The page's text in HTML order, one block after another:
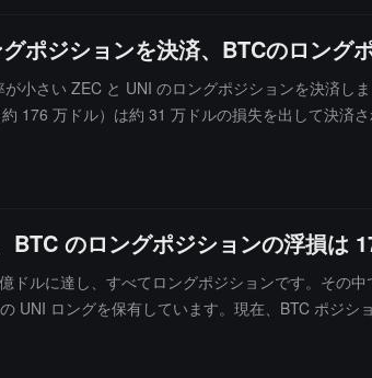
ポジションを決済、BTCのロング
小さい ZEC と UNI のロングポジションを決済し
176 万ドル）は約 31 万ドルの損失を出して決済
のロングポジションの浮損は
ルに達し、すべてロングポジションです。その
UNI ロングを保有しています。現在、BTC ポジ